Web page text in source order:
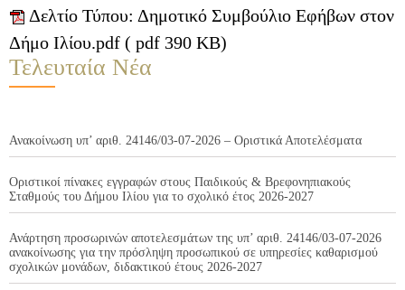
Δελτίο Τύπου: Δημοτικό Συμβούλιο Εφήβων στον
Δήμο Ιλίου.pdf ( pdf 390 KB)
Τελευταία Νέα
Ανακοίνωση υπ’ αριθ. 24146/03-07-2026 – Οριστικά Αποτελέσματα
Οριστικοί πίνακες εγγραφών στους Παιδικούς & Βρεφονηπιακούς
Σταθμούς του Δήμου Ιλίου για το σχολικό έτος 2026-2027
Ανάρτηση προσωρινών αποτελεσμάτων της υπ’ αριθ. 24146/03-07-2026
ανακοίνωσης για την πρόσληψη προσωπικού σε υπηρεσίες καθαρισμού
σχολικών μονάδων, διδακτικού έτους 2026-2027